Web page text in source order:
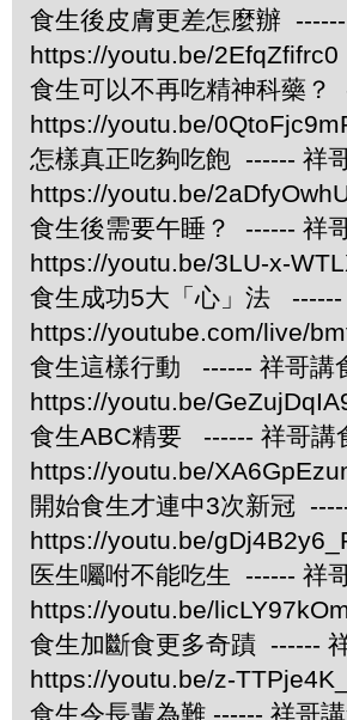
食生後皮膚更差怎麼辦
https://youtu.be/2EfqZfifrc0
食生可以不再吃精神科藥？
https://youtu.be/
怎樣真正吃夠吃飽 ------ 祥
https://youtu.be/
食生後需要午睡？ ------ 祥
https://youtu.be/3LU-x-
食生成功5大「心」法 ------
https://youtube.com/live/
食生這樣行動 ------ 祥哥講
https://youtu.be/
食生ABC精要 ------ 祥哥講
https://youtu.be/
開始食生才連中3次新冠
https://youtu.be/
医生囑咐不能吃生 ------ 祥
https://youtu.be/
食生加斷食更多奇蹟 ------
https://youtu.be/z-
食生令長輩為難 ------ 祥哥